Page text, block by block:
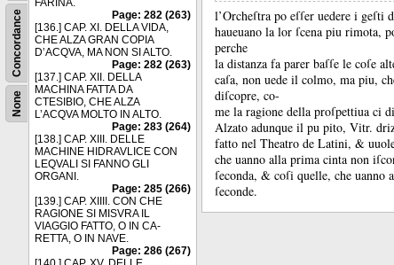
None
Concordance
FARINA.
Page: 282 (263)
[136.] CAP. XI. DELLA VIDA,
CHE ALZA GRAN COPIA
D’ACQVA, MA NON SI ALTO.
Page: 282 (263)
[137.] CAP. XII. DELLA
MACHINA FATTA DA
CTESIBIO, CHE ALZA
L’ACQVA MOLTO IN ALTO.
Page: 283 (264)
[138.] CAP. XIII. DELLE
MACHINE HIDRAVLICE CON
LEQVALI SI FANNO GLI
ORGANI.
Page: 285 (266)
[139.] CAP. XIIII. CON CHE
RAGIONE SI MISVRA IL
VIAGGIO FATTO, O IN CA-
RETTA, O IN NAVE.
Page: 286 (267)
l’Orcheſtra po eſſer uedere i
haueuano la lor ſcena piu rimota,
perche
la distanza fa parer baſſe le coſe
caſa, non uede il colmo, ma piu,
diſcopre, co-
me la ragione della proſpettiua ci
Alzato adunque il pu pito, Vitr.
fatto nel Theatro de Latini, &
che uanno alla prima cinta non
ſeconda, & coſi quelle, che uanno
ſeconde.